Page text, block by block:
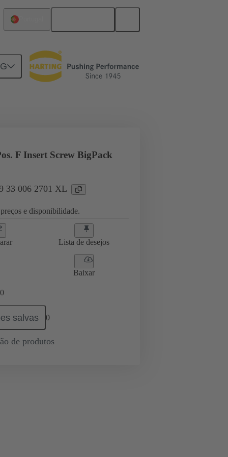
applications Currents up to 16 A
F Insert Screw BigPack
33 006 2701 XL
e disponibilidade.
Lista de desejos
Baixar
0
salvas 0
de produtos